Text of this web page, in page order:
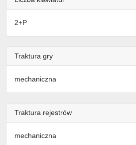
2+P
Traktura gry
mechaniczna
Traktura rejestrów
mechaniczna